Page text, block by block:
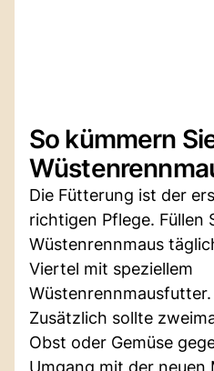
So kümmern
Die Fütterung ist der
richtigen Pflege. Füllen
Wüstenrennmaus
Viertel mit speziellem
Wüstenrennmausfutter.
Zusätzlich sollte
Obst oder Gemüse
Umgang mit der